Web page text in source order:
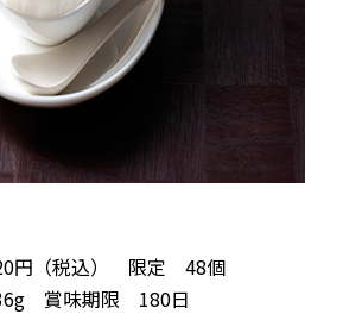
円（税込） 限定 48個
賞味期限 180日